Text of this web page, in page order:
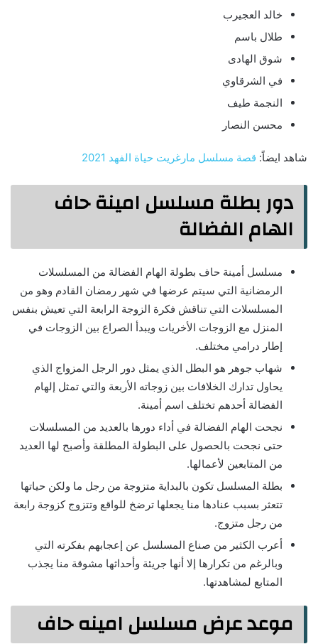
خالد العجيرب
طلال باسم
شوق الهادى
في الشرقاوي
النجمة طيف
محسن النصار
شاهد ايضاً: قصة مسلسل مارغريت حياة الفهد 2021
دور بطلة مسلسل امينة حاف
الهام الفضالة
مسلسل أمينة حاف بطولة الهام الفضالة من المسلسلات
الرمضانية التي سيتم عرضها في شهر رمضان القادم وهو من
المسلسلات التي تناقش فكرة الزوجة الرابعة التي تعيش بنفس
المنزل مع الزوجات الأخريات ويبدأ الصراع بين الزوجات في
إطار درامي مختلف.
شهاب جوهر هو البطل الذي يمثل دور الرجل المزواج الذي
يحاول تدارك الخلافات بين زوجاته الأربعة والتي تمثل إلهام
الفضالة أحدهم تختلف اسم أمينة.
نجحت الهام الفضالة في أداء دورها بالعديد من المسلسلات
حتى نجحت بالحصول على البطولة المطلقة وأصبح لها العديد
من المتابعين لأعمالها.
بطلة المسلسل تكون بالبداية متزوجة من رجل ما ولكن حياتها
تتعثر بسبب عنادها منا يجعلها ترضخ للواقع وتتزوج كزوجة رابعة
من رجل متزوج.
أعرب الكثير من صناع المسلسل عن إعجابهم بفكرته التي
وبالرغم من تكرارها إلا أنها جريئة وأحداثها مشوقة منا يجذب
المتابع لمشاهدتها.
موعد عرض مسلسل امينه حاف